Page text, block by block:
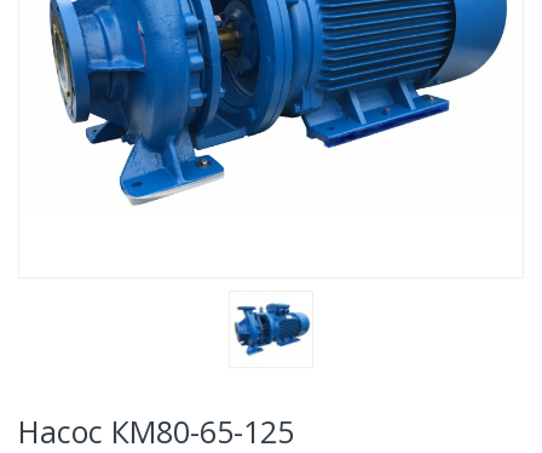
Насос КМ80-65-125